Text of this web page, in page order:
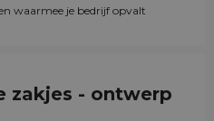
waarmee je bedrijf opvalt
zakjes - ontwerp